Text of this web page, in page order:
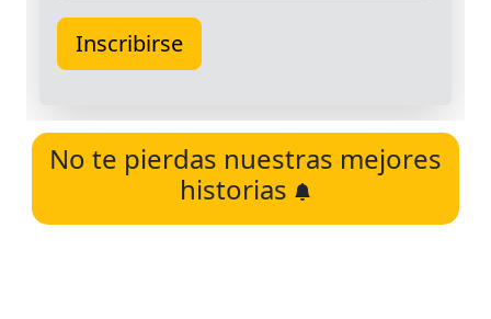
No te pierdas nuestras mejores
historias